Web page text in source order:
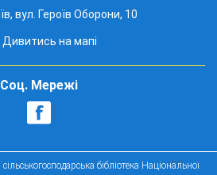
вул. Героїв Оборони, 10
Дивитись на мапі
Соц. Мережі
бібліотека Національної